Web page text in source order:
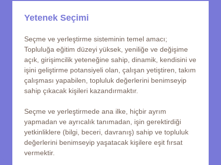
Yetenek Seçimi
Seçme ve yerleştirme sisteminin temel amacı;
Topluluğa eğitim düzeyi yüksek, yeniliğe ve değişime
açık, girişimcilik yeteneğine sahip, dinamik, kendisini ve
işini geliştirme potansiyeli olan, çalışan yetiştiren, takım
çalışması yapabilen, topluluk değerlerini benimseyip
sahip çıkacak kişileri kazandırmaktır.
Seçme ve yerleştirmede ana ilke, hiçbir ayrım
yapmadan ve ayrıcalık tanımadan, işin gerektirdiği
yetkinliklere (bilgi, beceri, davranış) sahip ve topluluk
değerlerini benimseyip yaşatacak kişilere eşit fırsat
vermektir.